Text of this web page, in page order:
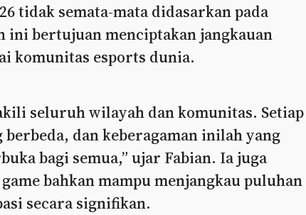
tidak semata-mata didasarkan pada
bertujuan menciptakan jangkauan
komunitas esports dunia.
seluruh wilayah dan komunitas. Setiap
dan keberagaman inilah yang
bagi semua,” ujar Fabian. Ia juga
bahkan mampu menjangkau puluhan
secara signifikan.